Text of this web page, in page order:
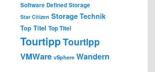
Software Defined Storage
Star Citizen Storage Technik
Top Titel Top Titel
TourtippTourtipp
VMWare vSphere Wandern